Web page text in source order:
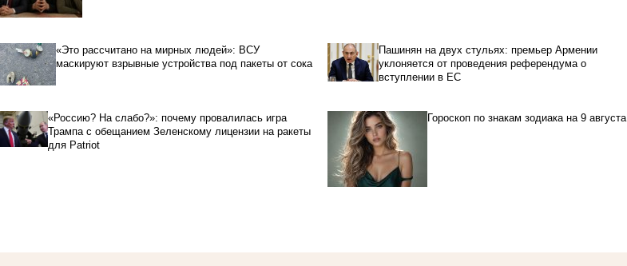
«Это рассчитано на мирных людей»: ВСУ
маскируют взрывные устройства под пакеты от сока
Пашинян на двух стульях: премьер Армении
уклоняется от проведения референдума о
вступлении в ЕС
«Россию? На слабо?»: почему провалилась игра
Трампа с обещанием Зеленскому лицензии на ракеты
для Patriot
Гороскоп по знакам зодиака на 9 августа